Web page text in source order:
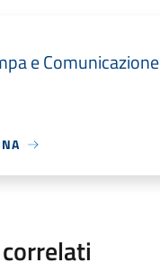
e Comunicazione